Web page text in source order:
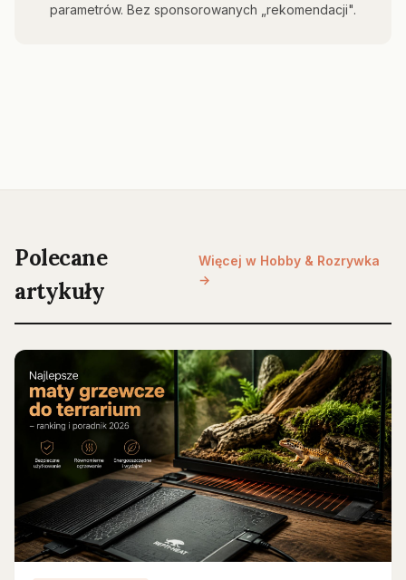
parametrów. Bez sponsorowanych „rekomendacji".
Polecane
artykuły
Więcej w Hobby & Rozrywka
→